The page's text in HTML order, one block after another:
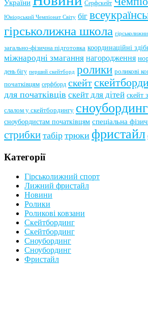
України
Серфскейт
Юніорський Чемпіонат Світу біг
гірськолижна школа
загально-фізична підготовка координаційні
міжнародні змагання нагородження
день бігу перший скейтборд ролики роликові
початківцям серфборд скейт
для початківців скейт для дітей скейт
слалом у скейтбордингу сноубординг
сноубордистам початківцям спеціальна
стрибки табір трюки фристайл
Категорії
Гірськолижний спорт
Лижний фристайл
Новини
Ролики
Роликові ковзани
Скейтбординг
Скейтбординг
Сноубординг
Сноубординг
Фристайл